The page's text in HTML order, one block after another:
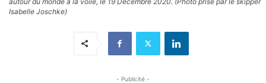
Isabelle Joschke)
- Publicité -